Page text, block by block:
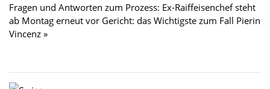
Fragen und Antworten zum Prozess: Ex-Raiffeisenchef steht
ab Montag erneut vor Gericht: das Wichtigste zum Fall Pierin
Vincenz »